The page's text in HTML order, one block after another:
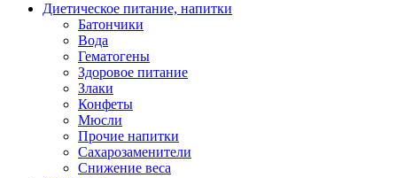
Диетическое питание, напитки
Батончики
Вода
Гематогены
Здоровое питание
Злаки
Конфеты
Мюсли
Прочие напитки
Сахарозаменители
Снижение веса